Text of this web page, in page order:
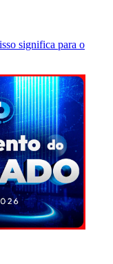
significa para o